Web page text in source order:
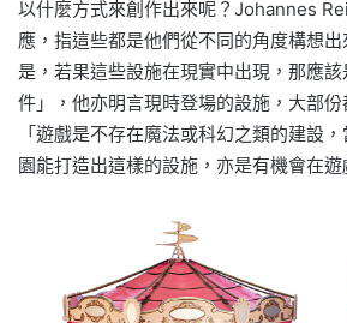
以什麼方式來創作出來呢？Johannes
應，指這些都是他們從不同的角度構想
是，若果這些設施在現實中出現，那應
件」，他亦明言現時登場的設施，大部份
「遊戲是不存在魔法或科幻之類的建設
園能打造出這樣的設施，亦是有機會在遊